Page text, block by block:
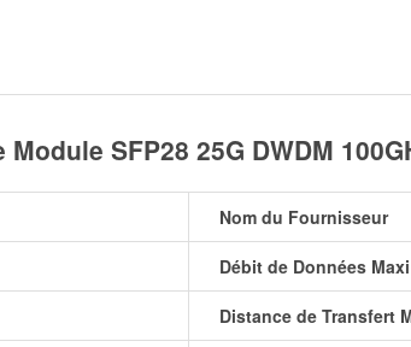
SFP28 25G DWDM
Nom du Fournisseur
Débit de Données Maxi
Distance de Transfert